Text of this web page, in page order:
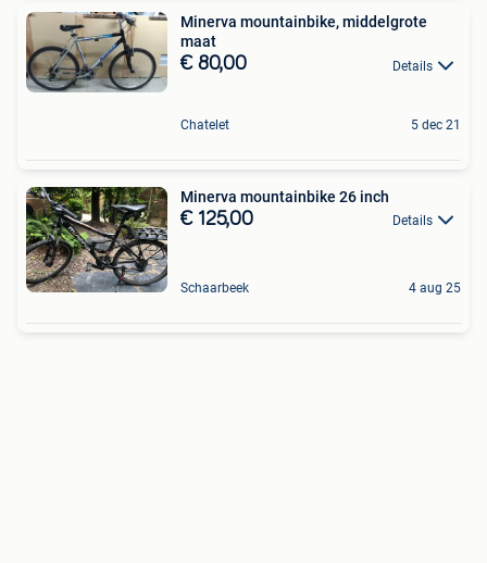
Minerva mountainbike, middelgrote
maat
€ 80,00 Details
Chatelet 5 dec 21
Minerva mountainbike 26 inch
€ 125,00 Details
Schaarbeek 4 aug 25